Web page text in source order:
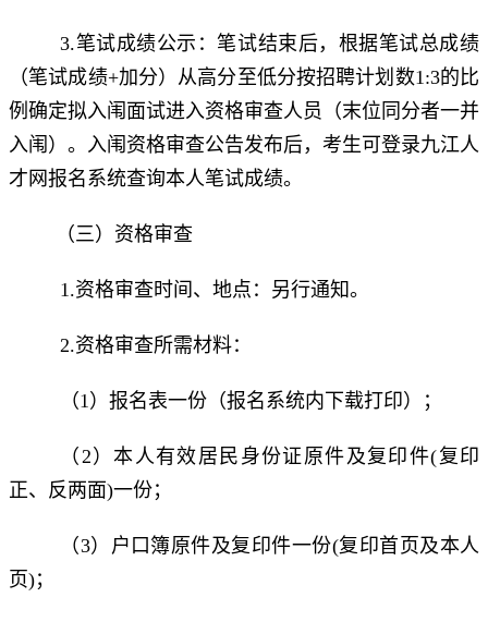
3.笔试成绩公示：笔试结束后，根据笔试总成绩
（笔试成绩+加分）从高分至低分按招聘计划数1:3的比
例确定拟入闱面试进入资格审查人员（末位同分者一并
入闱）。入闱资格审查公告发布后，考生可登录九江人
才网报名系统查询本人笔试成绩。
（三）资格审查
1.资格审查时间、地点：另行通知。
2.资格审查所需材料：
（1）报名表一份（报名系统内下载打印）；
（2）本人有效居民身份证原件及复印件(复印
正、反两面)一份；
（3）户口簿原件及复印件一份(复印首页及本人
页)；